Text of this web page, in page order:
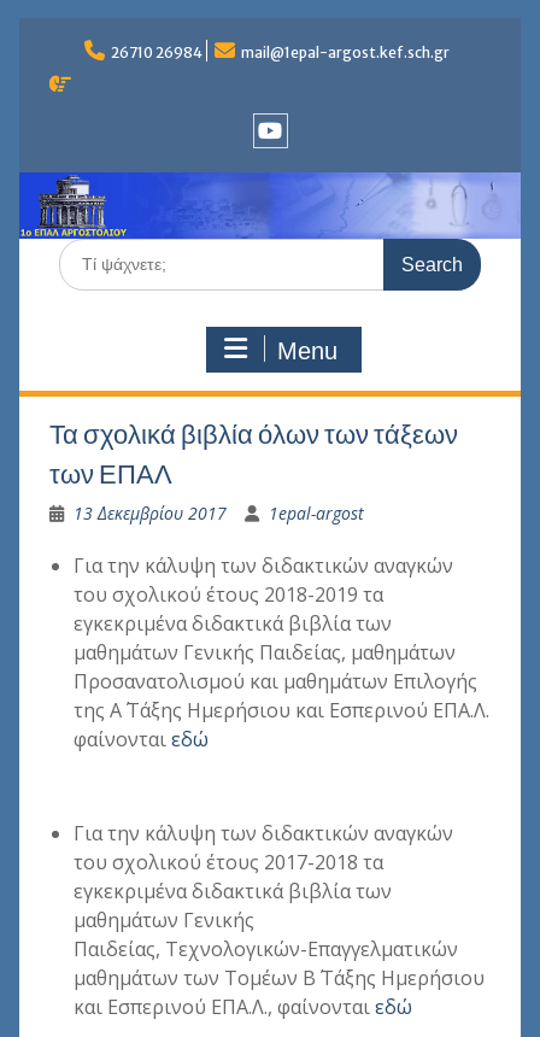
content
26710 26984 mail@1epal-argost.kef.sch.gr
Search
for:
Menu
Τα σχολικά βιβλία όλων των τάξεων
των ΕΠΑΛ
13 Δεκεμβρίου 2017 1epal-argost
Για την κάλυψη των διδακτικών αναγκών
του σχολικού έτους 2018-2019 τα
εγκεκριμένα διδακτικά βιβλία των
μαθημάτων Γενικής Παιδείας, μαθημάτων
Προσανατολισμού και μαθημάτων Επιλογής
της Α΄ Τάξης Ημερήσιου και Εσπερινού ΕΠΑ.Λ.
φαίνονταιεδώ
Για την κάλυψη των διδακτικών αναγκών
του σχολικού έτους 2017-2018 τα
εγκεκριμένα διδακτικά βιβλία των
μαθημάτων Γενικής
Παιδείας, Τεχνολογικών-Επαγγελματικών
μαθημάτων των Τομέων Β΄ Τάξης Ημερήσιου
και Εσπερινού ΕΠΑ.Λ., φαίνονταιεδώ